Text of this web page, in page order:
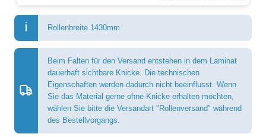
Rollenbreite 1430mm
Beim Falten für den Versand entstehen in dem Laminat
dauerhaft sichtbare Knicke. Die technischen
Eigenschaften werden dadurch nicht beeinflusst. Wenn
Sie das Material gerne ohne Knicke erhalten möchten,
wählen Sie bitte die Versandart "Rollenversand" während
des Bestellvorgangs.